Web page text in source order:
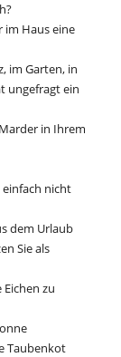
im Haus eine
im Garten, in
ungefragt ein
in Ihrem
einfach nicht
dem Urlaub
Sie als
zu
Taubenkot